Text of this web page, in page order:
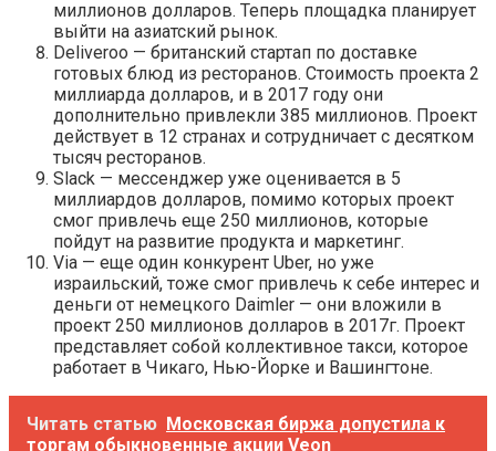
миллионов долларов. Теперь площадка планирует
выйти на азиатский рынок.
Deliveroo — британский стартап по доставке
готовых блюд из ресторанов. Стоимость проекта 2
миллиарда долларов, и в 2017 году они
дополнительно привлекли 385 миллионов. Проект
действует в 12 странах и сотрудничает с десятком
тысяч ресторанов.
Slack — мессенджер уже оценивается в 5
миллиардов долларов, помимо которых проект
смог привлечь еще 250 миллионов, которые
пойдут на развитие продукта и маркетинг.
Via — еще один конкурент Uber, но уже
израильский, тоже смог привлечь к себе интерес и
деньги от немецкого Daimler — они вложили в
проект 250 миллионов долларов в 2017г. Проект
представляет собой коллективное такси, которое
работает в Чикаго, Нью-Йорке и Вашингтоне.
Читать статью Московская биржа допустила к
торгам обыкновенные акции Veon